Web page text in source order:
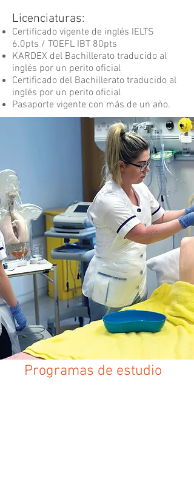
Licenciaturas:
Certificado vigente de inglés IELTS
6.0pts / TOEFL IBT 80pts
KARDEX del Bachillerato traducido al
inglés por un perito oficial
Certificado del Bachillerato traducido al
inglés por un perito oficial
Pasaporte vigente con más de un año.
Programas de estudio